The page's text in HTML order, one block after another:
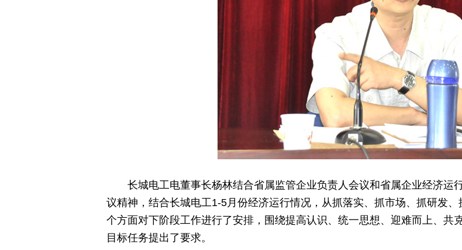
长城电工电董事长杨林结合省属监管企业负责人会议和省属企业经济运
议精神，结合长城电工1-5月份经济运行情况，从抓落实、抓市场、抓研发
个方面对下阶段工作进行了安排，围绕提高认识、统一思想、迎难而上、共
目标任务提出了要求。